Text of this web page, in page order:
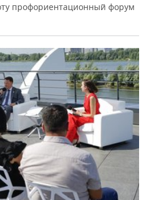
профориентационный форум